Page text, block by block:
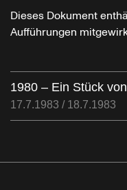
Dieses Dokument
Aufführungen
1980 – Ein Stück
17.7.1983 / 18.7.1983